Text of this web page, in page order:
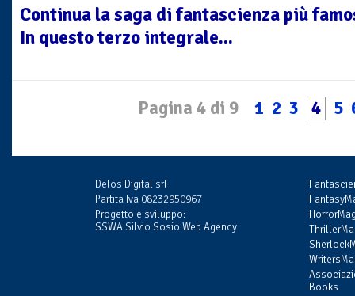
Continua la saga di fantascienza più
In questo terzo integrale...
Pagina 4 di 9 1 2 3 4 5
Delos Digital srl
Partita Iva 08232950967
Progetto e sviluppo:
SSWA Silvio Sosio Web Agency
Books